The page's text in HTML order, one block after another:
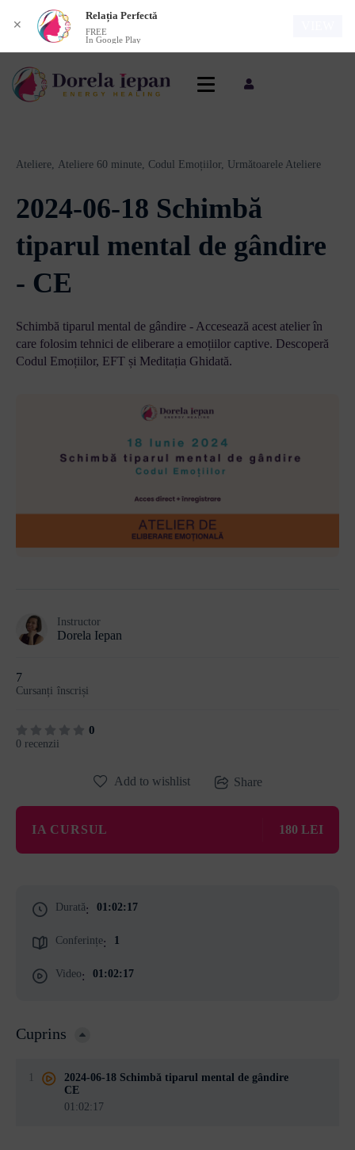
Ateliere, Ateliere 60 minute, Codul Emoțiilor, Următoarele Ateliere
2024-06-18 Schimbă
tiparul mental de gândire
- CE
Schimbă tiparul mental de gândire - Accesează acest atelier în
care folosim tehnici de eliberare a emoțiilor captive. Descoperă
Codul Emoțiilor, EFT și Meditația Ghidată.
Instructor
Dorela Iepan
7
Cursanți înscriși
0
0 recenzii
Durată: 01:02:17
Conferințe: 1
Video: 01:02:17
Add to wishlist Share
IA CURSUL 180 LEI
Cuprins
2024-06-18 Schimbă tiparul mental de gândire
CE
01:02:17
✕
Relația Perfectă
FREE
In Google Play